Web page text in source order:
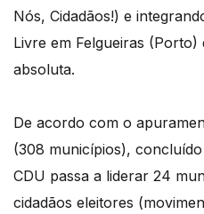
Nós, Cidadãos!) e
Livre em Felgueiras
absoluta.
De acordo com o
(308 municípios),
CDU passa a liderar 24
cidadãos eleitores